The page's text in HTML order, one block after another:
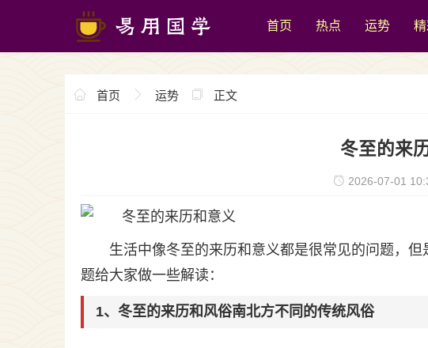
首页 热点 运势
首页 运势 正文
冬至的来
2026-07-01
生活中像冬至的来历和意义都是很常见的问题，
题给大家做一些解读：
1、冬至的来历和风俗南北方不同的传统风俗